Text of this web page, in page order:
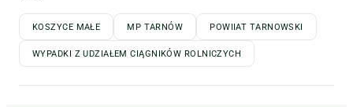
KOSZYCE MAŁE MP TARNÓW POWIIAT TARNOWSKI
WYPADKI Z UDZIAŁEM CIĄGNIKÓW ROLNICZYCH